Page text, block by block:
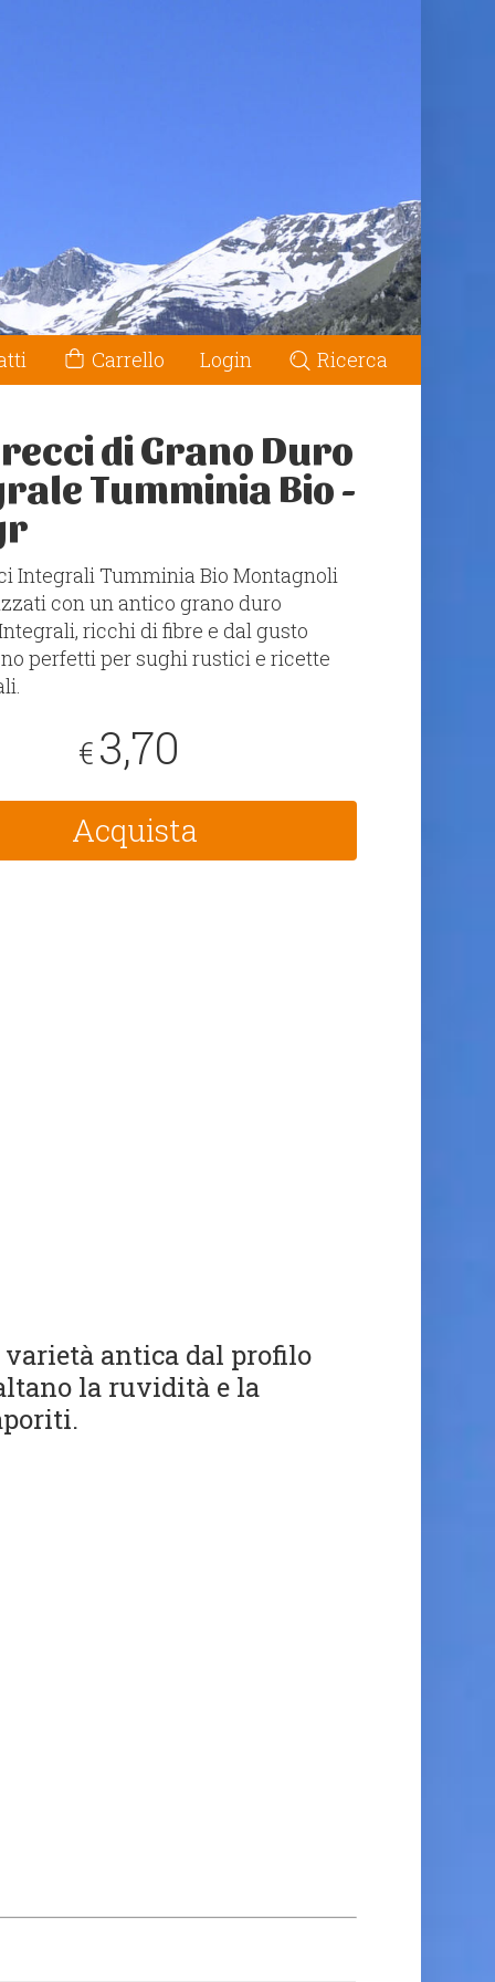
Carrello Login Ricerca
di Grano Duro
Tumminia Bio -
Integrali Tumminia Bio Montagnoli
con un antico grano duro
ricchi di fibre e dal gusto
perfetti per sughi rustici e ricette
€3,70
Acquista
antica dal profilo
la ruvidità e la